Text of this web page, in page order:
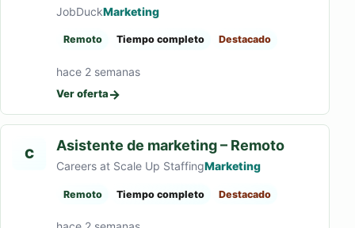
JobDuckMarketing
Remoto Tiempo completo Destacado
hace 2 semanas
Ver oferta→
C Asistente de marketing – Remoto
Careers at Scale Up StaffingMarketing
Remoto Tiempo completo Destacado